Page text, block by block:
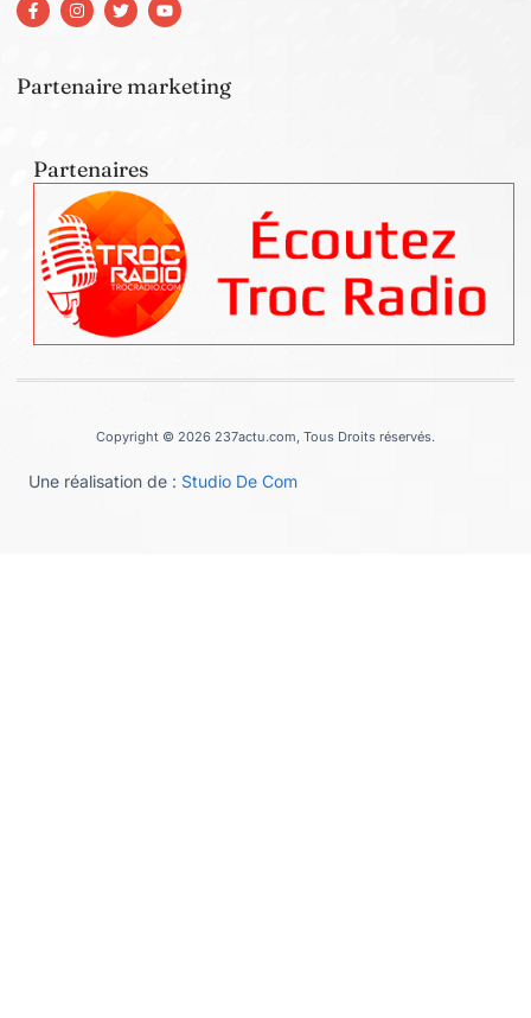
Partenaire marketing
Partenaires
Copyright © 2026 237actu.com, Tous Droits réservés.
Une réalisation de : Studio De Com